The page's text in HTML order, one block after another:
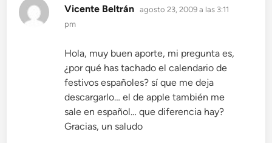
Vicente Beltrán dice:
agosto 23, 2009 a las 3:11
pm
Hola, muy buen aporte, mi pregunta es,
¿por qué has tachado el calendario de
festivos españoles? sí que me deja
descargarlo… el de apple también me
sale en español… que diferencia hay?
Gracias, un saludo